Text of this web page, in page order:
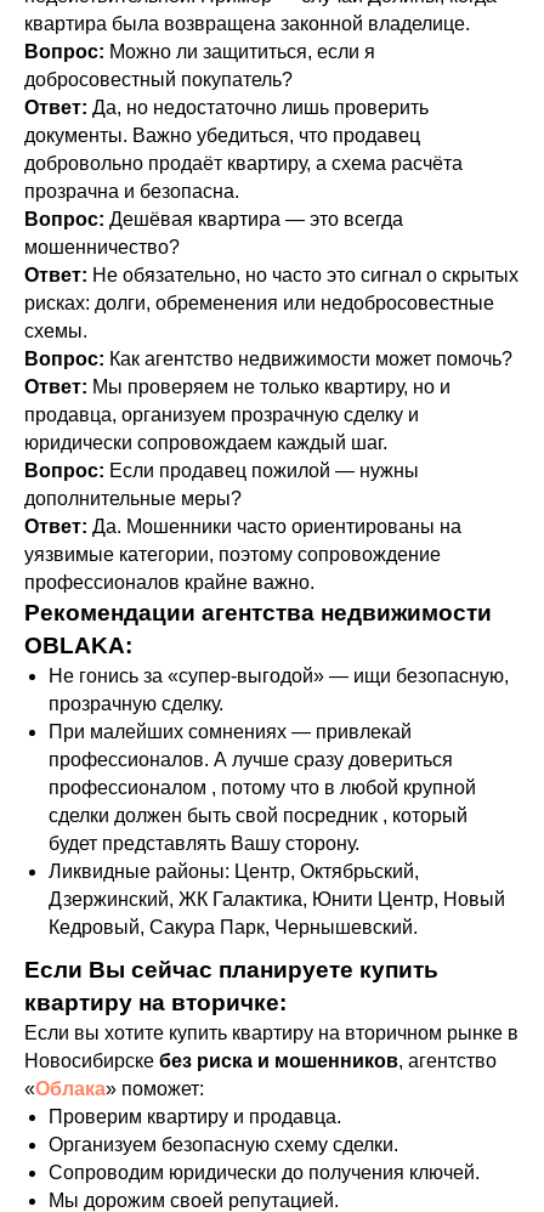
квартира была возвращена законной владелице.
Вопрос: Можно ли защититься, если я
добросовестный покупатель?
Ответ: Да, но недостаточно лишь проверить
документы. Важно убедиться, что продавец
добровольно продаёт квартиру, а схема расчёта
прозрачна и безопасна.
Вопрос: Дешёвая квартира — это всегда
мошенничество?
Ответ: Не обязательно, но часто это сигнал о скрытых
рисках: долги, обременения или недобросовестные
схемы.
Вопрос: Как агентство недвижимости может помочь?
Ответ: Мы проверяем не только квартиру, но и
продавца, организуем прозрачную сделку и
юридически сопровождаем каждый шаг.
Вопрос: Если продавец пожилой — нужны
дополнительные меры?
Ответ: Да. Мошенники часто ориентированы на
уязвимые категории, поэтому сопровождение
профессионалов крайне важно.
Рекомендации агентства недвижимости
OBLAKA:
Не гонись за «супер-выгодой» — ищи безопасную,
прозрачную сделку.
При малейших сомнениях — привлекай
профессионалов. А лучше сразу довериться
профессионалом , потому что в любой крупной
сделки должен быть свой посредник , который
будет представлять Вашу сторону.
Ликвидные районы: Центр, Октябрьский,
Дзержинский, ЖК Галактика, Юнити Центр, Новый
Кедровый, Сакура Парк, Чернышевский.
Если Вы сейчас планируете купить
квартиру на вторичке:
Если вы хотите купить квартиру на вторичном рынке в
Новосибирске без риска и мошенников, агентство
«Облака» поможет:
Проверим квартиру и продавца.
Организуем безопасную схему сделки.
Сопроводим юридически до получения ключей.
Мы дорожим своей репутацией.